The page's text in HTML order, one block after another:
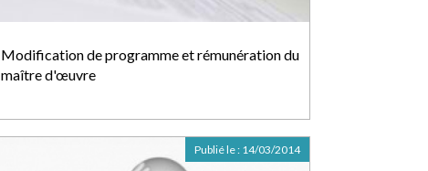
Modification de programme et rémunération du
maître d'œuvre
Publié le : 14/03/2014